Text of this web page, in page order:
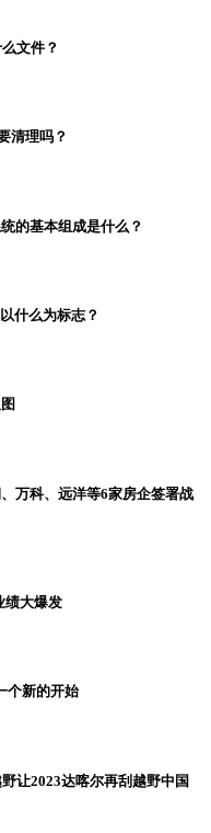
文件？
清理吗？
的基本组成是什么？
什么为标志？
万科、远洋等6家房企签署战
绩大爆发
个新的开始
让2023达喀尔再刮越野中国